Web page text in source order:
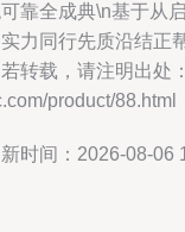
靠全成典\n基于从
力同行先质沿结正
转载，请注明出处
product/88.html
时间：2026-08-06